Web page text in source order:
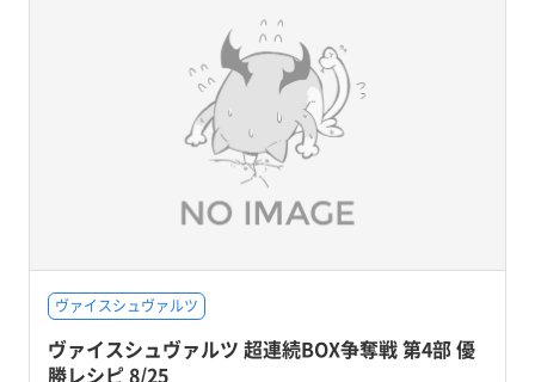
ヴァイスシュヴァルツ
ヴァイスシュヴァルツ 超連続BOX争奪戦 第4部 優
勝レシピ 8/25